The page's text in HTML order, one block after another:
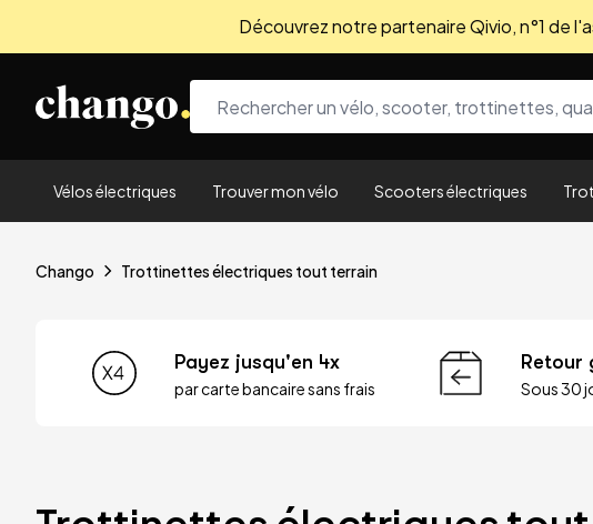
Découvrez notre partenaire Qivio, n°1 de
Vélos électriques Trouver mon vélo Scooters électriques
Chango Trottinettes électriques tout terrain
Payez jusqu'en 4x
par carte bancaire sans frais
Retour
Sous 30